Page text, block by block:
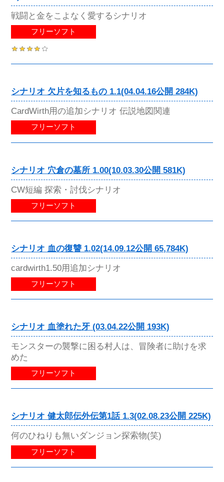
戦闘と金をこよなく愛するシナリオ
フリーソフト
シナリオ 欠片を知るもの 1.1(04.04.16公開 284K)
CardWirth用の追加シナリオ 伝説地図関連
フリーソフト
シナリオ 穴倉の墓所 1.00(10.03.30公開 581K)
CW短編 探索・討伐シナリオ
フリーソフト
シナリオ 血の復讐 1.02(14.09.12公開 65,784K)
cardwirth1.50用追加シナリオ
フリーソフト
シナリオ 血塗れた牙 (03.04.22公開 193K)
モンスターの襲撃に困る村人は、冒険者に助けを求
めた
フリーソフト
シナリオ 健太郎伝外伝第1話 1.3(02.08.23公開 225K)
何のひねりも無いダンジョン探索物(笑)
フリーソフト